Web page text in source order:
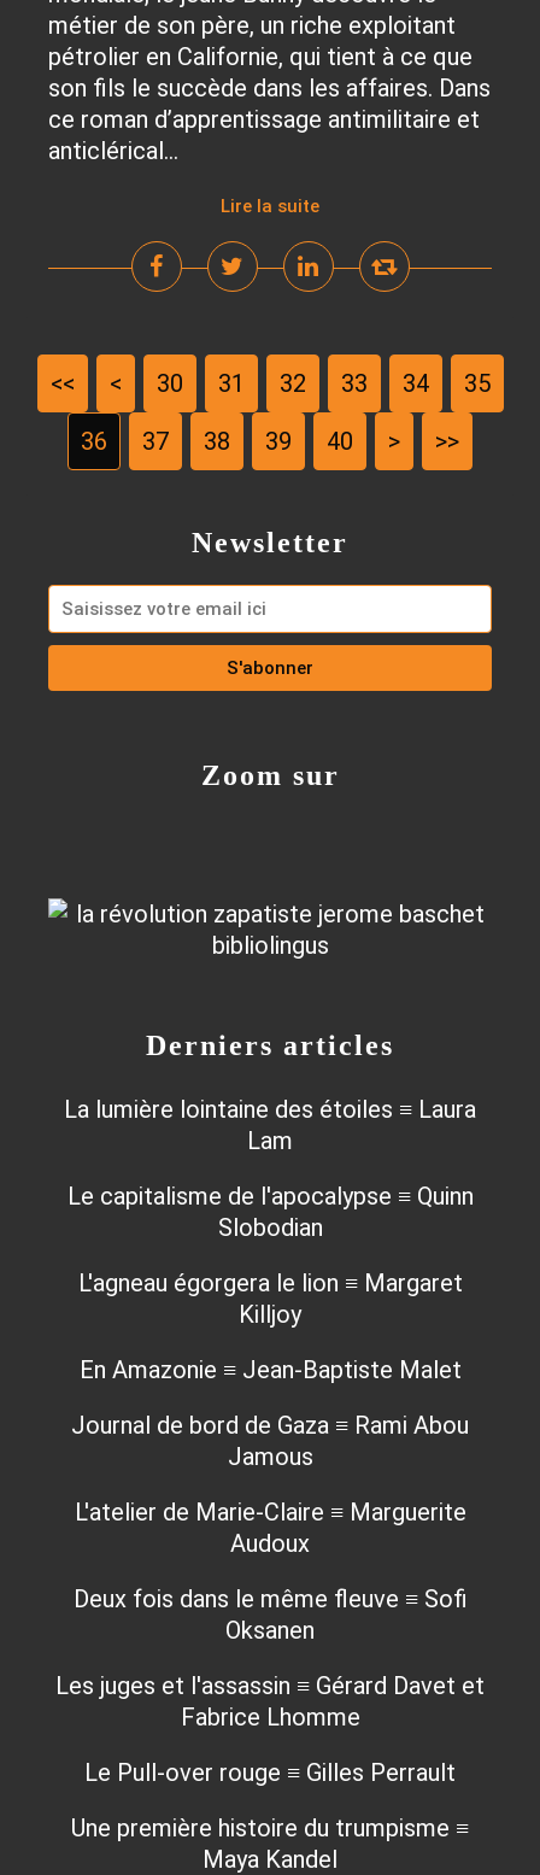
métier de son père, un riche exploitant
pétrolier en Californie, qui tient à ce que
son fils le succède dans les affaires. Dans
ce roman d’apprentissage antimilitaire et
anticlérical...
Lire la suite
<< < 10
20
30 31 32 33 34
35
36
37 38 39 40 50
60
70
80
90
100
> >>
Newsletter
Derniers articles
La lumière lointaine des étoiles ≡ Laura
Lam
Le capitalisme de l'apocalypse ≡ Quinn
Slobodian
L'agneau égorgera le lion ≡ Margaret
Killjoy
En Amazonie ≡ Jean-Baptiste Malet
Journal de bord de Gaza ≡ Rami Abou
Jamous
L'atelier de Marie-Claire ≡ Marguerite
Audoux
Deux fois dans le même fleuve ≡ Sofi
Oksanen
Les juges et l'assassin ≡ Gérard Davet et
Fabrice Lhomme
Le Pull-over rouge ≡ Gilles Perrault
Une première histoire du trumpisme ≡
Maya Kandel
Zoom sur